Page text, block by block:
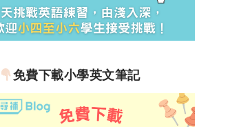
免費下載小學英文筆記